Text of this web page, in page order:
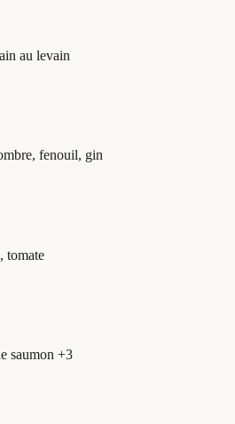
au levain
fenouil, gin
tomate
saumon +3